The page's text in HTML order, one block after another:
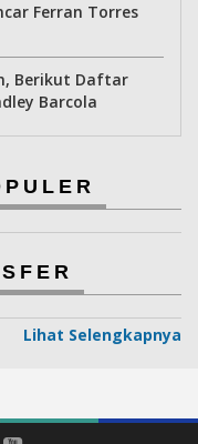
Ferran Torres
Berikut Daftar
Barcola
Lihat Selengkapnya